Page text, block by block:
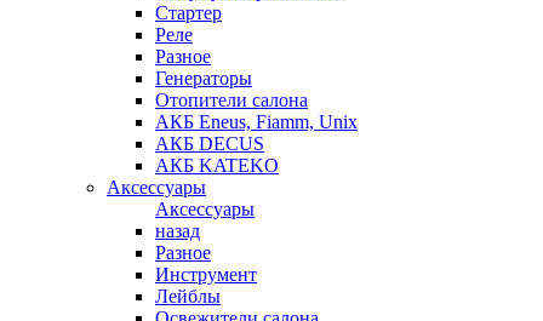
Стартер
Реле
Разное
Генераторы
Отопители салона
АКБ Eneus, Fiamm, Unix
АКБ DECUS
АКБ KATEKO
Аксессуары
Аксессуары
назад
Разное
Инструмент
Лейблы